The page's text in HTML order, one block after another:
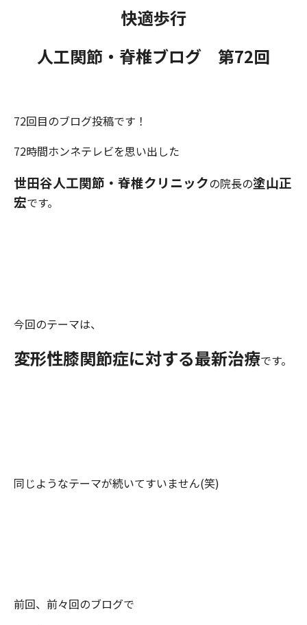
快適歩行
人工関節・脊椎ブログ 第72回
72回目のブログ投稿です！
72時間ホンネテレビを思い出した
世田谷人工関節・脊椎クリニックの院長の塗山正
宏です。
今回のテーマは、
変形性膝関節症に対する最新治療です。
同じようなテーマが続いてすいません(笑)
前回、前々回のブログで